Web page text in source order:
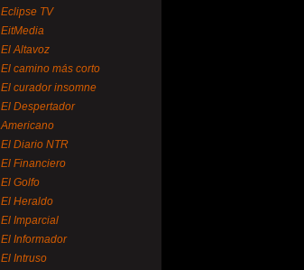
Eclipse TV
EitMedia
El Altavoz
El camino más corto
El curador insomne
El Despertador
Americano
El Diario NTR
El Financiero
El Golfo
El Heraldo
El Imparcial
El Informador
El Intruso